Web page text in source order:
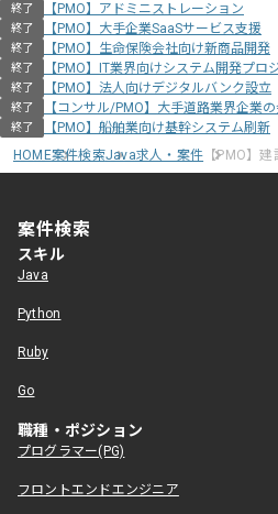
終了 【PMO】アドミニストレーション
終了 【PMO】大手企業SaaSサービス支援
終了 【PMO】生命保険会社向け新商品開発
終了 【PMO】IT業界向けシステム開発プロ
終了 【PMO】法人向けデジタルバンク設立
終了 【コンサル/PMO】大手道路業界企業
終了
【PMO】船舶業向け基幹システム刷新
HOME案件検索Java求人・案件 【PMO】
案件検索
スキル
Java
Python
Ruby
Go
職種・ポジション
プログラマー(PG)
フロントエンドエンジニア